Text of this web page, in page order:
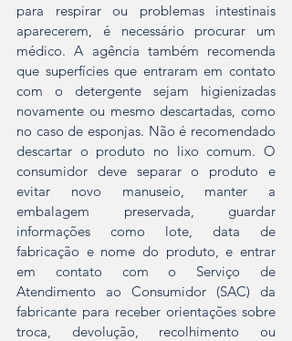
para respirar ou problemas intestinais
aparecerem, é necessário procurar um
médico. A agência também recomenda
que superfícies que entraram em contato
com o detergente sejam higienizadas
novamente ou mesmo descartadas, como
no caso de esponjas. Não é recomendado
descartar o produto no lixo comum. O
consumidor deve separar o produto e
evitar novo manuseio, manter a
embalagem preservada, guardar
informações como lote, data de
fabricação e nome do produto, e entrar
em contato com o Serviço de
Atendimento ao Consumidor (SAC) da
fabricante para receber orientações sobre
troca, devolução, recolhimento ou